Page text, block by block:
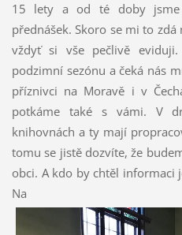
15 lety a od té doby jsme
přednášek. Skoro se mi to
vždyť si vše pečlivě
podzimní sezónu a čeká nás
příznivci na Moravě i v
potkáme také s vámi. V
knihovnách a ty mají
tomu se jistě dozvíte, že
obci. A kdo by chtěl informaci
Na